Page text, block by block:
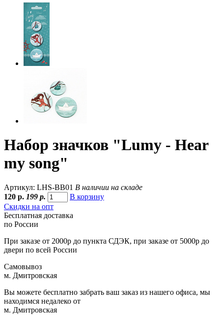
Набор значков "Lumy - Hear
my song"
Артикул: LHS-BB01 В наличии на складе
120 р. 199 р.
В корзину
Скидки на опт
Бесплатная доставка
по России
При заказе от 2000р до пункта СДЭК, при заказе от 5000р до
двери по всей России
Самовывоз
м. Дмитровская
Вы можете бесплатно забрать ваш заказ из нашего офиса, мы
находимся недалеко от
м. Дмитровская